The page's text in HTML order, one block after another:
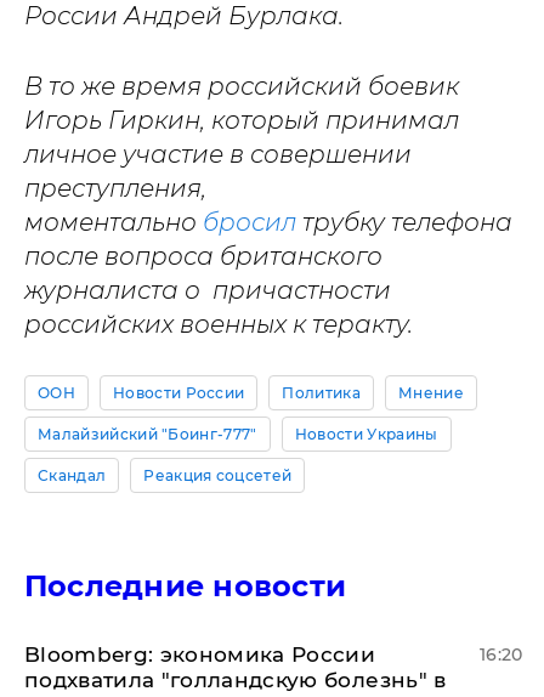
России Андрей Бурлака.
В то же время российский боевик
Игорь Гиркин, который принимал
личное участие в совершении
преступления,
моментально бросил трубку телефона
после вопроса британского
журналиста о причастности
российских военных к теракту.
ООН Новости России Политика Мнение
Малайзийский "Боинг-777" Новости Украины
Скандал Реакция соцсетей
Последние новости
Bloomberg: экономика России
подхватила "голландскую болезнь" в
16:20